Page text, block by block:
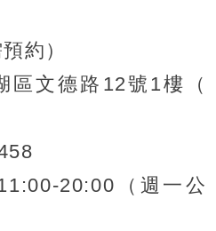
約）
區文德路12號1樓（
20:00（週一公